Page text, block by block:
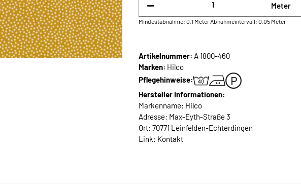
Meter
Mindestabnahme: 0.1 MeterAbnahmeintervall: 0.05 Meter
Artikelnummer: A 1800-460
Marken: Hilco
Pflegehinweise:
Hersteller Informationen:
Markenname: Hilco
Adresse: Max-Eyth-Straße 3
Ort: 70771 Leinfelden-Echterdingen
Link: Kontakt